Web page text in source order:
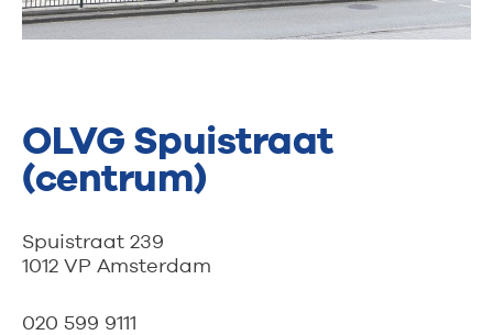
OLVG Spuistraat
(centrum)
Spuistraat 239
1012 VP Amsterdam
020 599 9111